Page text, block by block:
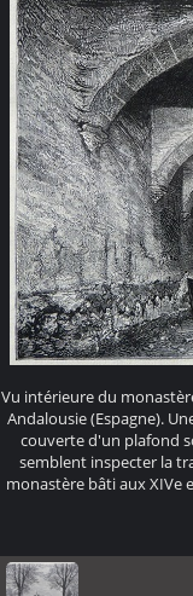
Vu intérieure du
Andalousie (Espagne).
couverte d'un plafond
semblent inspecter la
monastère bâti aux XIVe